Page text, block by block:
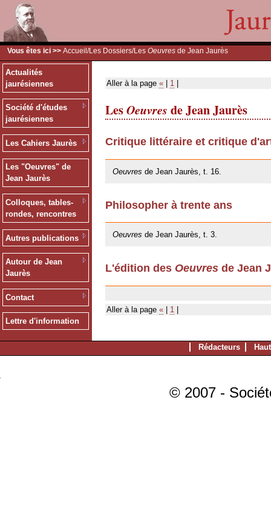
Vous êtes ici >> Accueil /Les Dossiers/Les Oeuvres de Jean Jaurès
Actualités
jaurésiennes
Société d'études
jaurésiennes
Les Cahiers Jaurès
Les "Oeuvres" de
Jean Jaurès
Colloques, tables-
rondes, rencontres
Autres publications
Autour de Jean
Jaurès
Contact
Lettre d'information
Aller à la page « 1
LesOeuvres de Jean Jaurès
Critique littéraire et critique
Oeuvres de Jean Jaurès, t. 16.
Philosopher à trente ans
Oeuvres de Jean Jaurès, t. 3.
L'édition des Oeuvres de Jean
Aller à la page « 1
Rédacteurs
© 2007 -